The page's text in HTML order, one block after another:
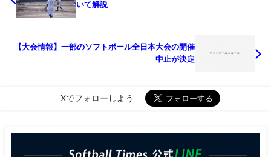
いて解説
【大会情報】一部のソフトボール全日本大会の開催
中止が決定
Xでフォローしよう